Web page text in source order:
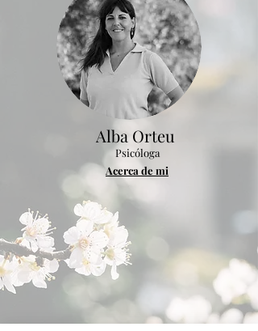
Alba Orteu
Psicóloga
Acerca de mi